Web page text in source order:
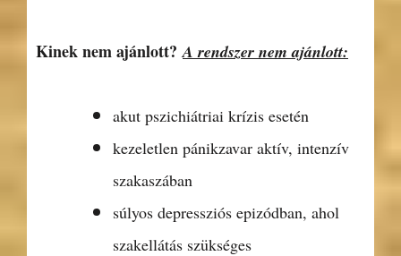
Kinek nem ajánlott? A rendszer nem ajánlott:
akut pszichiátriai krízis esetén
kezeletlen pánikzavar aktív, intenzív
szakaszában
súlyos depressziós epizódban, ahol
szakellátás szükséges